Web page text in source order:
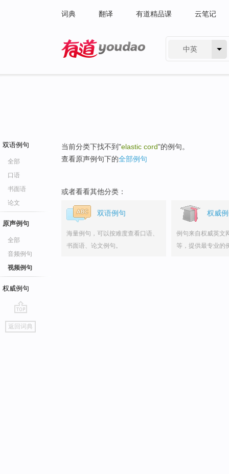
词典 翻译 有道精品课 云笔记
中英
双语例句
全部
口语
书面语
论文
原声例句
全部
音频例句
视频例句
权威例句
go
top
返回词典
当前分类下找不到"elastic cord"的例句。
查看原声例句下的全部例句
或者看看其他分类：
双语例句
海量例句，可以按难度查看口语、
书面语、论文例句。
权威
例句来自权威英文
等，提供最专业的